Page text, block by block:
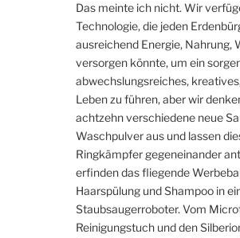
Das meinte ich nicht. Wir
Technologie, die jeden
ausreichend Energie, Nahrung,
versorgen könnte, um ein
abwechslungsreiches,
Leben zu führen, aber wir
achtzehn verschiedene neue
Waschpulver aus und lassen
Ringkämpfer gegeneinander
erfinden das fliegende
Haarspülung und Shampoo in
Staubsaugerroboter. Vom
Reinigungstuch und den